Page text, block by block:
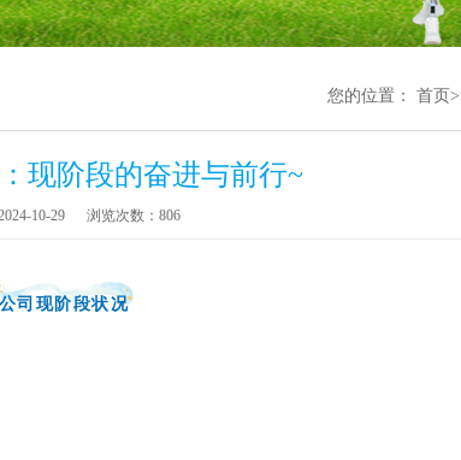
您的位置： 首页
现阶段的奋进与前行~
10-29 浏览次数：806
公司现阶段状况